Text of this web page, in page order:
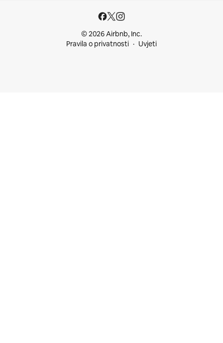
© 2026 Airbnb, Inc.
Pravila o privatnosti
Uvjeti